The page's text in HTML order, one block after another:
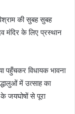
की सुबह सुबह
मंदिर के लिए प्रस्थान
पहुँचकर विधायक भावना
में उत्साह का
जयघोषों से पूरा